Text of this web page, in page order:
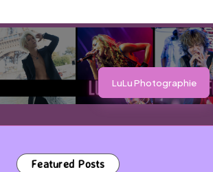
LuLu Photographie
Featured Posts